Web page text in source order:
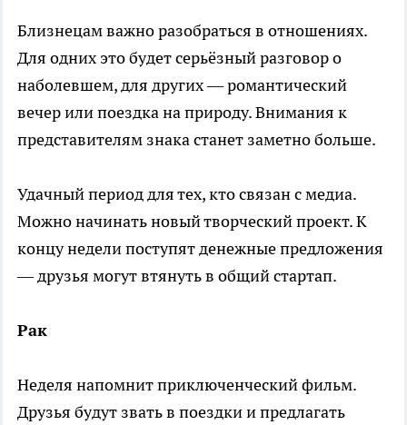
Близнецам важно разобраться в отношениях.
Для одних это будет серьёзный разговор о
наболевшем, для других — романтический
вечер или поездка на природу. Внимания к
представителям знака станет заметно больше.
Удачный период для тех, кто связан с медиа.
Можно начинать новый творческий проект. К
концу недели поступят денежные предложения
— друзья могут втянуть в общий стартап.
Рак
Неделя напомнит приключенческий фильм.
Друзья будут звать в поездки и предлагать